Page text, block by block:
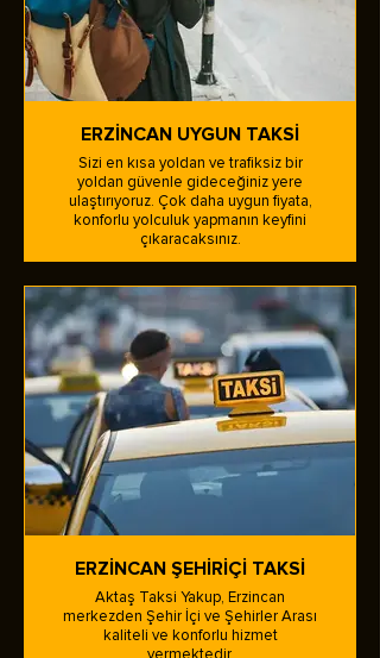
ERZİNCAN UYGUN TAKSİ
​Sizi en kısa yoldan ve trafiksiz bir
yoldan güvenle gideceğiniz yere
ulaştırıyoruz. Çok daha uygun fiyata,
konforlu yolculuk yapmanın keyfini
çıkaracaksınız.
ERZİNCAN ŞEHİRİÇİ TAKSİ
Aktaş Taksi Yakup, Erzincan
merkezden Şehir İçi ve Şehirler Arası
kaliteli ve konforlu hizmet